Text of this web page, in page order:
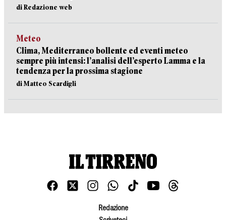
di Redazione web
Meteo
Clima, Mediterraneo bollente ed eventi meteo
sempre più intensi: l’analisi dell’esperto Lamma e la
tendenza per la prossima stagione
di Matteo Scardigli
Redazione